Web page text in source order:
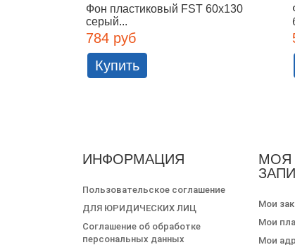
Фон пластиковый FST 60x130
серый...
784 руб
Купить
ИНФОРМАЦИЯ
Пользовательское соглашение
ДЛЯ ЮРИДИЧЕСКИХ ЛИЦ
Соглашение об обработке
персональных данных
МОЯ
Мои
Мои
Мои